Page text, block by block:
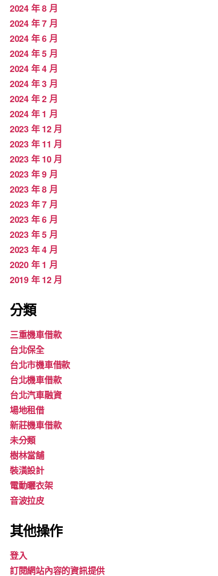
2024 年 8 月
2024 年 7 月
2024 年 6 月
2024 年 5 月
2024 年 4 月
2024 年 3 月
2024 年 2 月
2024 年 1 月
2023 年 12 月
2023 年 11 月
2023 年 10 月
2023 年 9 月
2023 年 8 月
2023 年 7 月
2023 年 6 月
2023 年 5 月
2023 年 4 月
2020 年 1 月
2019 年 12 月
分類
三重機車借款
台北保全
台北市機車借款
台北機車借款
台北汽車融資
場地租借
新莊機車借款
未分類
樹林當舖
裝潢設計
電動曬衣架
音波拉皮
其他操作
登入
訂閱網站內容的資訊提供